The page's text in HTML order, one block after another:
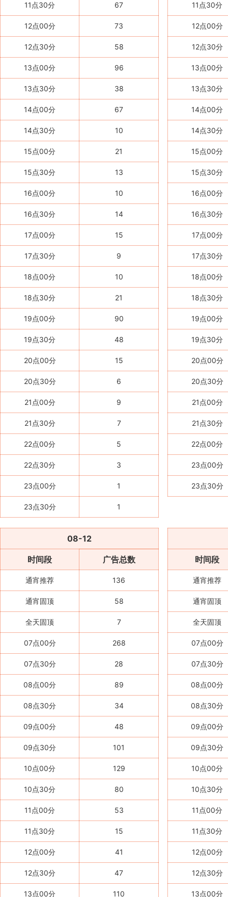
11点30分 67
12点00分 73
12点30分 58
13点00分 96
13点30分 38
14点00分 67
14点30分 10
15点00分 21
15点30分 13
16点00分 10
16点30分 14
17点00分 15
17点30分 9
18点00分 10
18点30分 21
19点00分 90
19点30分 48
20点00分 15
20点30分 6
21点00分 9
21点30分 7
22点00分 5
22点30分 3
23点00分 1
23点30分 1
11点30分
12点00分
12点30分
13点00分
13点30分
14点00分
14点30分
15点00分
15点30分
16点00分
16点30分
17点00分
17点30分
18点00分
18点30分
19点00分
19点30分
20点00分
20点30分
21点00分
21点30分
22点00分
23点00分
23点30分
08-12
时间段 广告总数
通宵推荐 136
通宵固顶 58
全天固顶 7
07点00分 268
07点30分 28
08点00分 89
08点30分 34
09点00分 48
09点30分 101
10点00分 129
10点30分 80
11点00分 53
11点30分 15
12点00分 41
12点30分 47
13点00分 110
时间段
通宵推荐
通宵固顶
全天固顶
07点00分
07点30分
08点00分
08点30分
09点00分
09点30分
10点00分
10点30分
11点00分
11点30分
12点00分
12点30分
13点00分